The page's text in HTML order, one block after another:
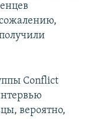
Conflict
вероятно,